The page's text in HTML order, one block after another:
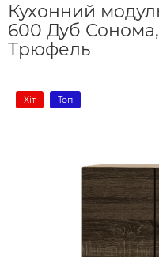
Кухонний
600 Дуб
Трюфель
Хіт Топ